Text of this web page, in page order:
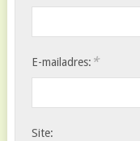
E-mailadres: *
Site: